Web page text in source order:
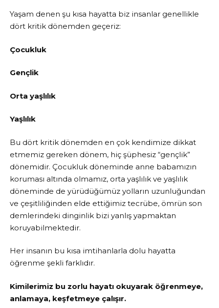
Yaşam denen şu kısa hayatta biz insanlar genellikle
dört kritik dönemden geçeriz:
Çocukluk
Gençlik
Orta yaşlılık
Yaşlılık
Bu dört kritik dönemden en çok kendimize dikkat
etmemiz gereken dönem, hiç şüphesiz “gençlik”
dönemidir. Çocukluk döneminde anne babamızın
koruması altında olmamız, orta yaşlılık ve yaşlılık
döneminde de yürüdüğümüz yolların uzunluğundan
ve çeşitliliğinden elde ettiğimiz tecrübe, ömrün son
demlerindeki dinginlik bizi yanlış yapmaktan
koruyabilmektedir.
Her insanın bu kısa imtihanlarla dolu hayatta
öğrenme şekli farklıdır.
Kimilerimiz bu zorlu hayatı okuyarak öğrenmeye,
anlamaya, keşfetmeye çalışır.